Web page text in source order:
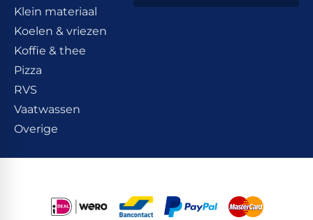
Klein materiaal
Koelen & vriezen
Koffie & thee
Pizza
RVS
Vaatwassen
Overige